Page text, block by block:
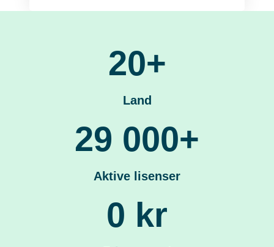
20+
Land
29 000+
Aktive lisenser
0 kr